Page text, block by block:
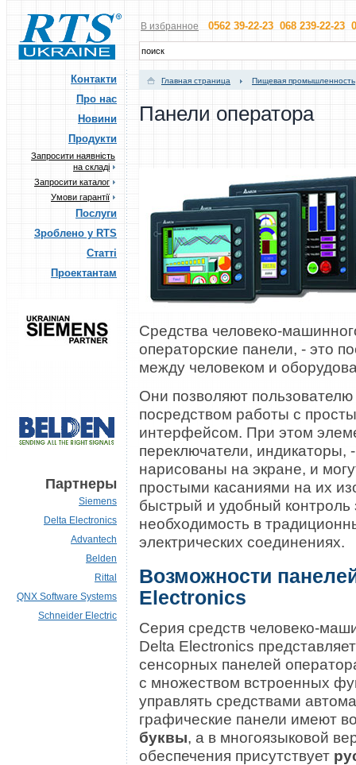
В избранное 0562 39-22-23 068 239-22-23
Контакти
Про нас
Новини
Продукти
Запросити наявність
на складі
Запросити каталог
Умови гарантії
Послуги
Зроблено у RTS
Статті
Проектантам
Партнеры
Siemens
Delta Electronics
Advantech
Belden
Rittal
QNX Software Systems
Schneider Electric
Главная страница Пищевая промышленность
Панели оператора
Средства человеко-
операторские панели, - это
между человеком и
Они позволяют
посредством работы с
интерфейсом. При этом
переключатели, индикаторы,
нарисованы на экране, и
простыми касаниями на их
быстрый и удобный
необходимость в
электрических соединениях.
Возможности
Electronics
Серия средств человеко-
Delta Electronics
сенсорных панелей
с множеством встроенных
управлять средствами
графические панели имеют
буквы, а в многоязыковой
обеспечения присутствует